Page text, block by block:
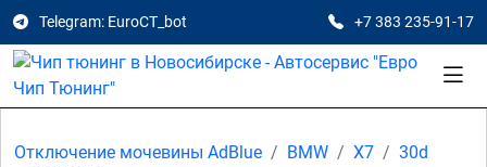
Telegram: EuroCT_bot +7 383 235-91-17
Отключение мочевины AdBlue BMW X7
30d